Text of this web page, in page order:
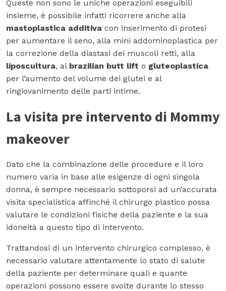
Queste non sono le uniche operazioni eseguibili
insieme, è possibile infatti ricorrere anche alla
mastoplastica additiva con inserimento di protesi
per aumentare il seno, alla mini addominoplastica per
la correzione della diastasi dei muscoli retti, alla
liposcultura, al brazilian butt lift o gluteoplastica
per l’aumento del volume dei glutei e al
ringiovanimento delle parti intime.
La visita pre intervento di Mommy
makeover
Dato che la combinazione delle procedure e il loro
numero varia in base alle esigenze di ogni singola
donna, è sempre necessario sottoporsi ad un’accurata
visita specialistica affinché il chirurgo plastico possa
valutare le condizioni fisiche della paziente e la sua
idoneità a questo tipo di intervento.
Trattandosi di un intervento chirurgico complesso, è
necessario valutare attentamente lo stato di salute
della paziente per determinare quali e quante
operazioni possono essere svolte durante lo stesso